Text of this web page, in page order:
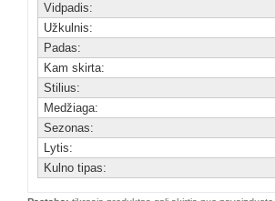
Vidpadis:
Užkulnis:
Padas:
Kam skirta:
Stilius:
Medžiaga:
Sezonas:
Lytis:
Kulno tipas: